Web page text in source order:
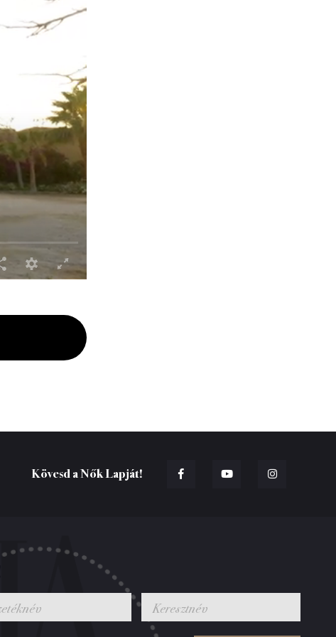
Kövesd a Nők Lapját!